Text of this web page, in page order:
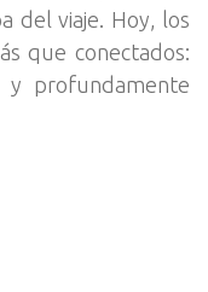
del viaje. Hoy, los
que conectados:
y profundamente